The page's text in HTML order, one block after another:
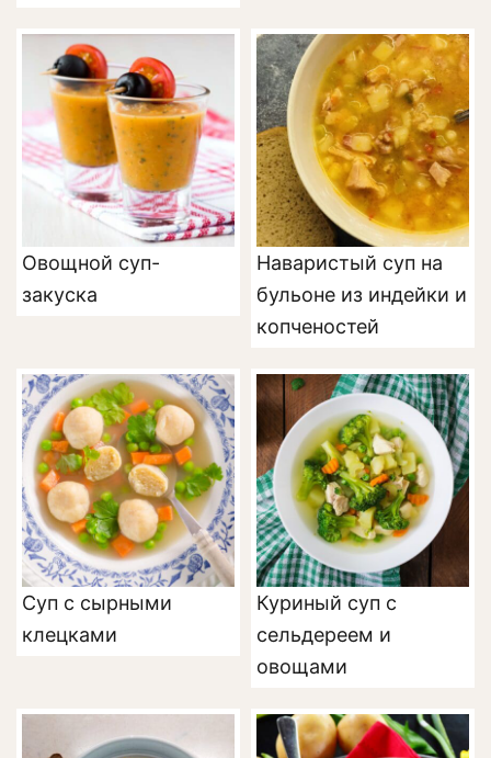
Овощной суп-
закуска
Наваристый суп на
бульоне из индейки и
копченостей
Суп с сырными
клецками
Куриный суп с
сельдереем и
овощами